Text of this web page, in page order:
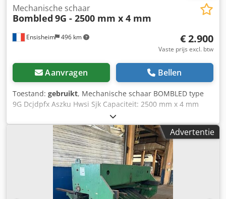
Ensisheim 496 km
Mechanische schaar
Bombled 9G - 2500 mm x 4 mm
€ 2.900
Vaste prijs excl. btw
Aanvragen Bellen
Toestand: gebruikt, Mechanische schaar BOMBLED type
9G Dcjdpfx Aszku Hwsi Sjk Capaciteit: 2500 mm x 4 mm
Handmatige achtertandwielmeter slag: 500 mm Geleverd
met 2 voorste lengtestops Voltage: 380 V Afmetingen (L x B
x H): 4000 x 1500 x 1500 mm Gewicht: ca. 4,5 T Advertentie